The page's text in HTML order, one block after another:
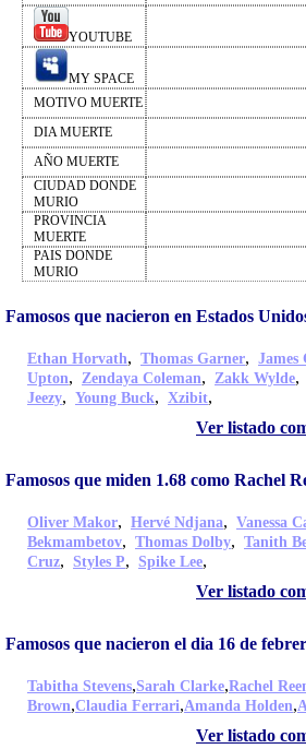
YOUTUBE
MY SPACE
MOTIVO MUERTE
DIA MUERTE
AÑO MUERTE
CIUDAD DONDE
MURIO
PROVINCIA
MUERTE
PAIS DONDE
MURIO
Famosos que nacieron en Estados
Ethan Horvath, Thomas Garner, James
Upton, Zendaya Coleman, Zakk Wylde,
Jeezy, Young Buck, Xzibit,
Ver listado
Famosos que miden 1.68 como Rachel
Oliver Makor, Hervé Ndjana, Vanessa
Bekmambetov, Thomas Dolby, Tanith
Cruz, Styles P, Spike Lee,
Ver listado
Famosos que nacieron el dia 16 de
Tabitha Stevens,Sarah Clarke,Rachel
Brown,Claudia Ferrari,Amanda Holden,
Ver listado